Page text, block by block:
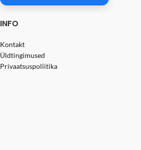
INFO
Kontakt
Üldtingimused
Privaatsuspoliitika